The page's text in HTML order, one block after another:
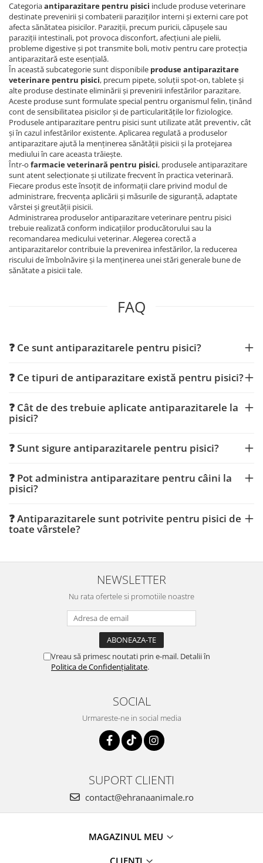
Categoriaantiparazitare pentru pisici include produse veterinare
destinate prevenirii și combaterii paraziților interni și externi care pot
afecta sănătatea pisicilor. Paraziții, precum puricii, căpușele sau
paraziții intestinali, pot provoca disconfort, afecțiuni ale pielii,
probleme digestive și pot transmite boli, motiv pentru care protecția
antiparazitară este esențială.
În această subcategorie sunt disponibile produse antiparazitare
veterinare pentru pisici, precum pipete, soluții spot-on, tablete și
alte produse destinate eliminării și prevenirii infestărilor parazitare.
Aceste produse sunt formulate special pentru organismul felin, ținând
cont de sensibilitatea pisicilor și de particularitățile lor fiziologice.
Produsele antiparazitare pentru pisici sunt utilizate atât preventiv, cât
și în cazul infestărilor existente. Aplicarea regulată a produselor
antiparazitare ajută la menținerea sănătății pisicii și la protejarea
mediului în care aceasta trăiește.
Într-o farmacie veterinară pentru pisici, produsele antiparazitare
sunt atent selecționate și utilizate frecvent în practica veterinară.
Fiecare produs este însoțit de informații clare privind modul de
administrare, frecvența aplicării și măsurile de siguranță, adaptate
vârstei și greutății pisicii.
Administrarea produselor antiparazitare veterinare pentru pisici
trebuie realizată conform indicațiilor producătorului sau la
recomandarea medicului veterinar. Alegerea corectă a
antiparazitarelor contribuie la prevenirea infestărilor, la reducerea
riscului de îmbolnăvire și la menținerea unei stări generale bune de
sănătate a pisicii tale.
FAQ
❓ Ce sunt antiparazitarele pentru pisici?
❓ Ce tipuri de antiparazitare există pentru pisici?
❓ Cât de des trebuie aplicate antiparazitarele la
pisici?
❓ Sunt sigure antiparazitarele pentru pisici?
❓ Pot administra antiparazitare pentru câini la
pisici?
❓ Antiparazitarele sunt potrivite pentru pisici de
toate vârstele?
NEWSLETTER
Nu rata ofertele si promotiile noastre
Vreau să primesc noutati prin e-mail. Detalii în
Politica de Confidențialitate.
SOCIAL
Urmareste-ne in social media
SUPORT CLIENTI
contact@ehranaanimale.ro
MAGAZINUL MEU